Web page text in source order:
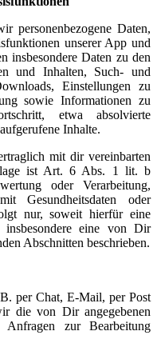
personenbezogene Daten,
unserer App und
insbesondere Daten zu den
und Inhalten, Such- und
Einstellungen zu
sowie Informationen zu
etwa absolvierte
Inhalte.
mit dir vereinbarten
ist Art. 6 Abs. 1 lit. b
oder Verarbeitung,
Gesundheitsdaten oder
nur, soweit hierfür eine
insbesondere eine von Dir
Abschnitten beschrieben.
per Chat, E-Mail, per Post
die von Dir angegebenen
zur Bearbeitung